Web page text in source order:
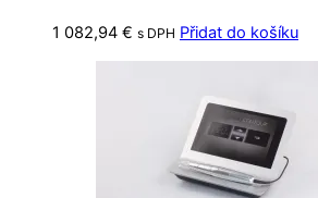
1 082,94 € s DPH Přidat do košíku